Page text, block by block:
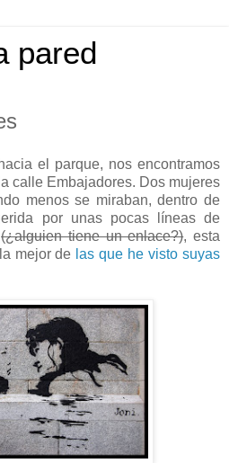
pared
el parque, nos encontramos
calle Embajadores. Dos mujeres
menos se miraban, dentro de
por unas pocas líneas de
(¿alguien tiene un enlace?), esta
mejor de las que he visto suyas